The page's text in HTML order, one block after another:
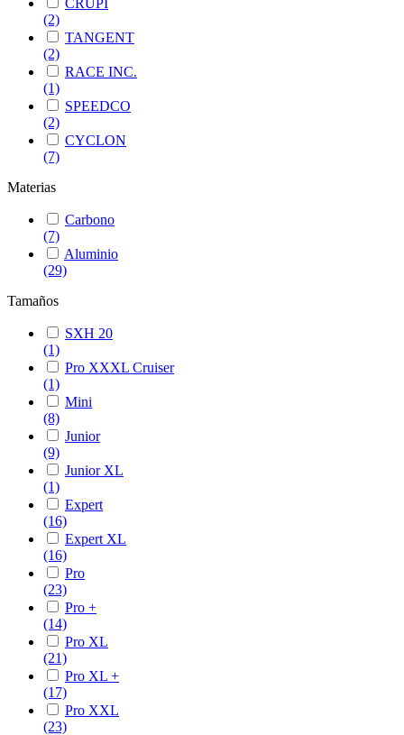
(2)
TANGENT
(2)
RACE INC.
(1)
SPEEDCO
(2)
CYCLON
(7)
Materias
Carbono
(7)
Aluminio
(29)
Tamaños
SXH 20
(1)
Pro XXXL Cruiser
(1)
Mini
(8)
Junior
(9)
Junior XL
(1)
Expert
(16)
Expert XL
(16)
Pro
(23)
Pro +
(14)
Pro XL
(21)
Pro XL +
(17)
Pro XXL
(23)